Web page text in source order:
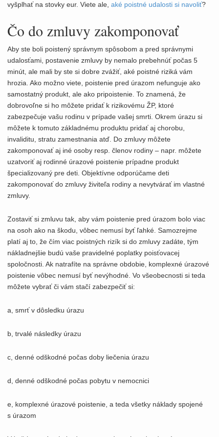
vyšplhať na stovky eur. Viete ale, aké poistné udalosti si navoliť?
Čo do zmluvy zakomponovať
Aby ste boli poistený správnym spôsobom a pred správnymi
udalosťami, postavenie zmluvy by nemalo prebehnúť počas 5
minút, ale mali by ste si dobre zvážiť, aké poistné riziká vám
hrozia. Ako možno viete, poistenie pred úrazom nefunguje ako
samostatný produkt, ale ako pripoistenie. To znamená, že
dobrovoľne si ho môžete pridať k rizikovému ŽP, ktoré
zabezpečuje vašu rodinu v prípade vašej smrti. Okrem úrazu si
môžete k tomuto základnému produktu pridať aj chorobu,
invaliditu, stratu zamestnania atď. Do zmluvy môžete
zakomponovať aj iné osoby resp. členov rodiny – napr. môžete
uzatvoriť aj rodinné úrazové poistenie prípadne produkt
špecializovaný pre deti. Objektívne odporúčame deti
zakomponovať do zmluvy živiteľa rodiny a nevytvárať im vlastné
zmluvy.
Zostaviť si zmluvu tak, aby vám poistenie pred úrazom bolo viac
na osoh ako na škodu, vôbec nemusí byť ľahké. Samozrejme
platí aj to, že čím viac poistných rizík si do zmluvy zadáte, tým
nákladnejšie budú vaše pravidelné poplatky poisťovacej
spoločnosti. Ak natrafíte na správne obdobie, komplexné úrazové
poistenie vôbec nemusí byť nevýhodné. Vo všeobecnosti si teda
môžete vybrať či vám stačí zabezpečiť si:
a, smrť v dôsledku úrazu
b, trvalé následky úrazu
c, denné odškodné počas doby liečenia úrazu
d, denné odškodné počas pobytu v nemocnici
e, komplexné úrazové poistenie, a teda všetky náklady spojené
s úrazom